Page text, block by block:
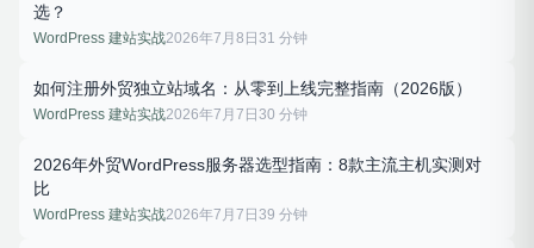
选？
WordPress 建站实战2026年7月8日 31 分钟
如何注册外贸独立站域名：从零到上线完整指南（2026版）
WordPress 建站实战2026年7月7日 30 分钟
2026年外贸WordPress服务器选型指南：8款主流主机实测对
比
WordPress 建站实战2026年7月7日 39 分钟